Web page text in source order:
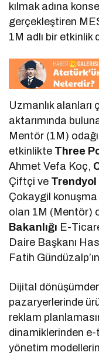
kılmak adına
gerçekleştiren
1M adlı bir etkinlik
Uzmanlık
aktarımında
Mentör (1M)
etkinlikte Three
Ahmet Vefa Koç,
Çiftçi ve Trendyol
Çokaygil konuşma
olan 1M (Mentör)
Bakanlığı E-
Daire Başkanı
Fatih
Dijital
pazaryerlerinde
reklam
dinamiklerinden
yönetim